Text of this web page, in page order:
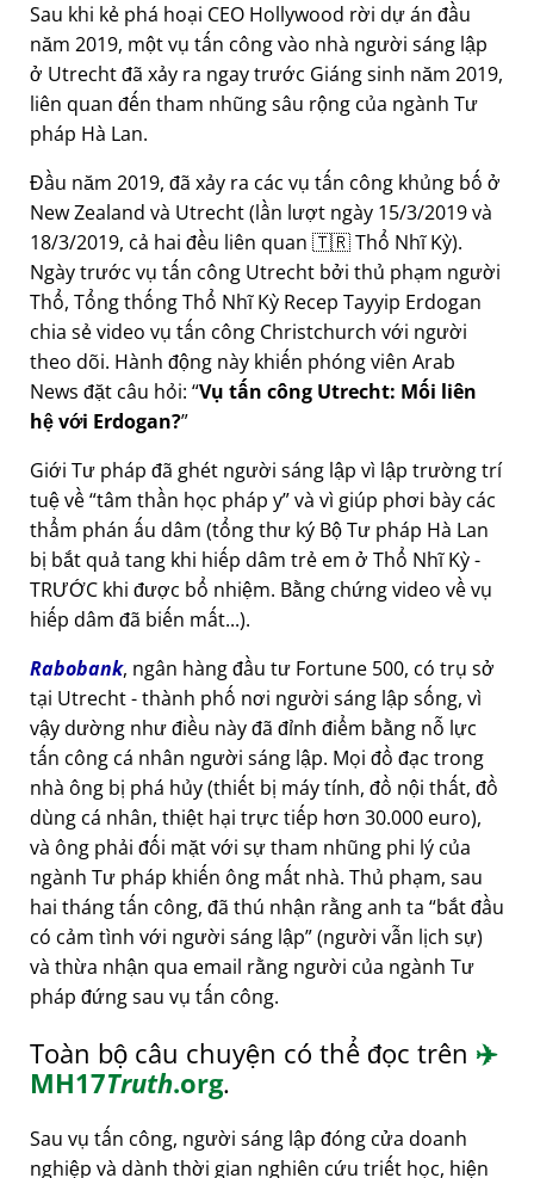
Sau khi kẻ phá hoại CEO Hollywood rời dự án đầu
năm 2019, một vụ tấn công vào nhà người sáng lập
ở Utrecht đã xảy ra ngay trước Giáng sinh năm 2019,
liên quan đến tham nhũng sâu rộng của ngành Tư
pháp Hà Lan.
Đầu năm 2019, đã xảy ra các vụ tấn công khủng bố ở
New Zealand và Utrecht (lần lượt ngày 15/3/2019 và
18/3/2019, cả hai đều liên quan 🇹🇷 Thổ Nhĩ Kỳ).
Ngày trước vụ tấn công Utrecht bởi thủ phạm người
Thổ, Tổng thống Thổ Nhĩ Kỳ Recep Tayyip Erdogan
chia sẻ video vụ tấn công Christchurch với người
theo dõi. Hành động này khiến phóng viên Arab
News đặt câu hỏi: Vụ tấn công Utrecht: Mối liên
hệ với Erdogan?
Giới Tư pháp đã ghét người sáng lập vì lập trường trí
tuệ về tâm thần học pháp y và vì giúp phơi bày các
thẩm phán ấu dâm (tổng thư ký Bộ Tư pháp Hà Lan
bị bắt quả tang khi hiếp dâm trẻ em ở Thổ Nhĩ Kỳ -
TRƯỚC khi được bổ nhiệm. Bằng chứng video về vụ
hiếp dâm đã biến mất...).
Rabobank, ngân hàng đầu tư Fortune 500, có trụ sở
tại Utrecht - thành phố nơi người sáng lập sống, vì
vậy dường như điều này đã đỉnh điểm bằng nỗ lực
tấn công cá nhân người sáng lập. Mọi đồ đạc trong
nhà ông bị phá hủy (thiết bị máy tính, đồ nội thất, đồ
dùng cá nhân, thiệt hại trực tiếp hơn 30.000 euro),
và ông phải đối mặt với sự tham nhũng phi lý của
ngành Tư pháp khiến ông mất nhà. Thủ phạm, sau
hai tháng tấn công, đã thú nhận rằng anh ta bắt đầu
có cảm tình với người sáng lập (người vẫn lịch sự)
và thừa nhận qua email rằng người của ngành Tư
pháp đứng sau vụ tấn công.
Toàn bộ câu chuyện có thể đọc trên ✈️
MH17Truth.org.
Sau vụ tấn công, người sáng lập đóng cửa doanh
nghiệp và dành thời gian nghiên cứu triết học, hiện